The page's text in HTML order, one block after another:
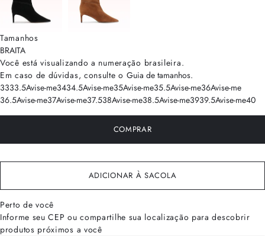
Tamanhos
BRAITA
Você está visualizando a numeração brasileira.
Em caso de dúvidas, consulte o Guia de tamanhos.
3333.5Avise-me3434.5Avise-me35Avise-me35.5Avise-me36Avise-me
36.5Avise-me37Avise-me37.538Avise-me38.5Avise-me3939.5Avise-me40
COMPRAR
ADICIONAR À SACOLA
Perto de você
Informe seu CEP ou compartilhe sua localização para descobrir
produtos próximos a você